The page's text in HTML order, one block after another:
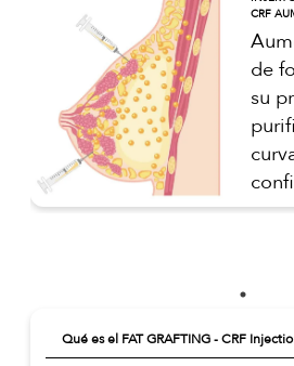
CRF
de
su
Qué es el FAT GRAFTING - CRF